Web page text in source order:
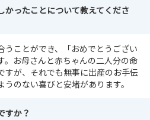
かったことについて教えてくださ
うことができ、「おめでとうござい
。お母さんと赤ちゃんの二人分の命
すが、それでも無事に出産のお手伝
のない喜びと安堵があります。
すか？